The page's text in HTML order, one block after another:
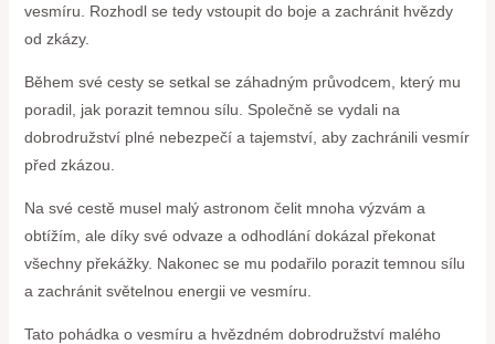
vesmíru. Rozhodl se tedy vstoupit do boje a zachránit hvězdy
od zkázy.
Během své cesty se setkal se záhadným průvodcem, který mu
poradil, jak porazit temnou sílu. Společně se vydali na
dobrodružství plné nebezpečí a tajemství, aby zachránili vesmír
před zkázou.
Na své cestě musel malý astronom čelit mnoha výzvám a
obtížím, ale díky své odvaze a odhodlání dokázal překonat
všechny překážky. Nakonec se mu podařilo porazit temnou sílu
a zachránit světelnou energii ve vesmíru.
Tato pohádka o vesmíru a hvězdném dobrodružství malého